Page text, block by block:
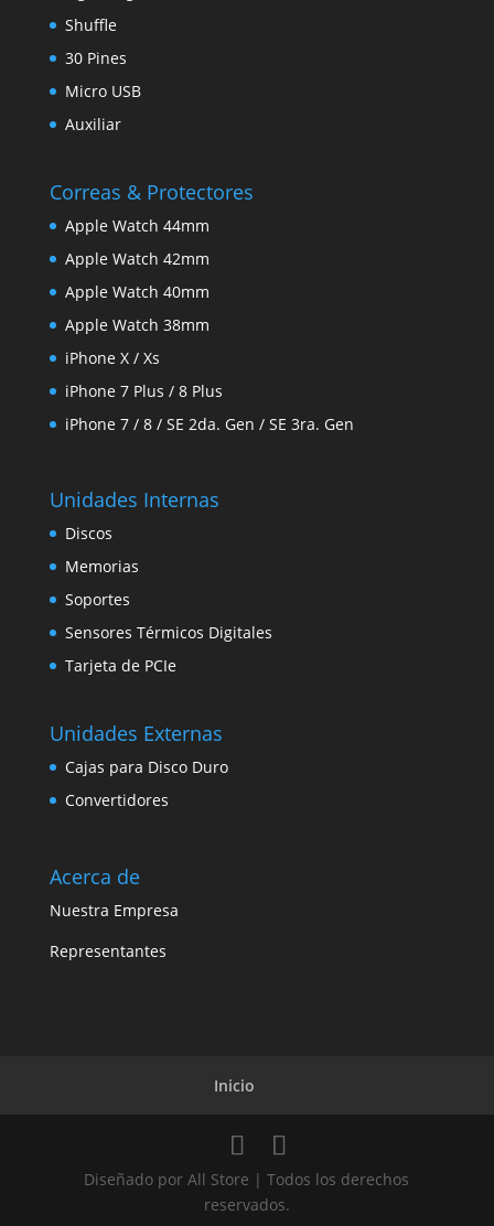
Shuffle
30 Pines
Micro USB
Auxiliar
Correas & Protectores
Apple Watch 44mm
Apple Watch 42mm
Apple Watch 40mm
Apple Watch 38mm
iPhone X / Xs
iPhone 7 Plus / 8 Plus
iPhone 7 / 8 / SE 2da. Gen / SE 3ra. Gen
Unidades Internas
Discos
Memorias
Soportes
Sensores Térmicos Digitales
Tarjeta de PCIe
Unidades Externas
Cajas para Disco Duro
Convertidores
Acerca de
Nuestra Empresa
Representantes
Inicio
Diseñado por All Store | Todos los derechos
reservados.